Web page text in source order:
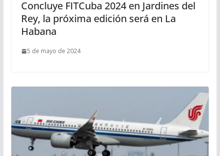
Concluye FITCuba 2024 en Jardines del
Rey, la próxima edición será en La
Habana
5 de mayo de 2024